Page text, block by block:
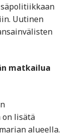
Uutinen
matkailua
on lisätä
alueella.